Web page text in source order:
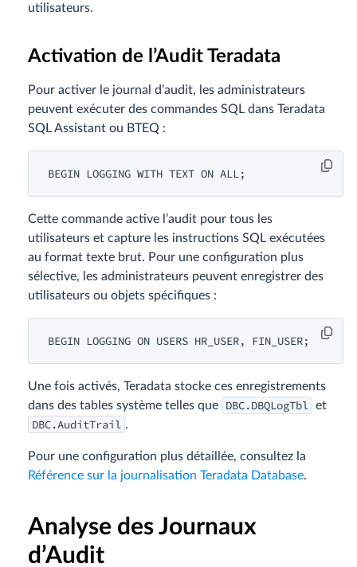
utilisateurs.
Activation de l’Audit Teradata
Pour activer le journal d’audit, les administrateurs
peuvent exécuter des commandes SQL dans Teradata
SQL Assistant ou BTEQ :
Cette commande active l’audit pour tous les
utilisateurs et capture les instructions SQL exécutées
au format texte brut. Pour une configuration plus
sélective, les administrateurs peuvent enregistrer des
utilisateurs ou objets spécifiques :
Une fois activés, Teradata stocke ces enregistrements
dans des tables système telles que
DBC.DBQLogTbl et
DBC.AuditTrail .
Pour une configuration plus détaillée, consultez la
Référence sur la journalisation Teradata Database.
Analyse des Journaux
d’Audit